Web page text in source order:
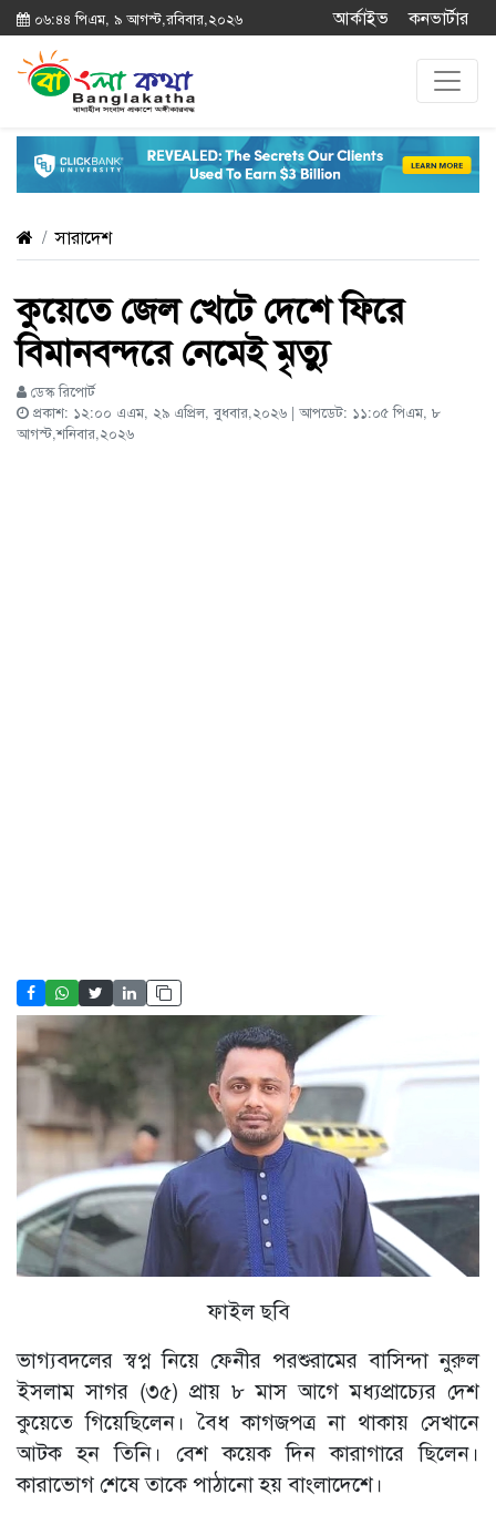
০৬:৪৪ পিএম, ৯ আগস্ট,রবিবার,২০২৬ আর্কাইভ কনভার্টার
সারাদেশ
কুয়েতে জেল খেটে দেশে ফিরে
বিমানবন্দরে নেমেই মৃত্যু
ডেস্ক রিপোর্ট
প্রকাশ: ১২:০০ এএম, ২৯ এপ্রিল, বুধবার,২০২৬ | আপডেট: ১১:০৫ পিএম, ৮
আগস্ট,শনিবার,২০২৬
ফাইল ছবি
ভাগ্যবদলের স্বপ্ন নিয়ে ফেনীর পরশুরামের বাসিন্দা নুরুল
ইসলাম সাগর (৩৫) প্রায় ৮ মাস আগে মধ্যপ্রাচ্যের দেশ
কুয়েতে গিয়েছিলেন। বৈধ কাগজপত্র না থাকায় সেখানে
আটক হন তিনি। বেশ কয়েক দিন কারাগারে ছিলেন।
কারাভোগ শেষে তাকে পাঠানো হয় বাংলাদেশে।